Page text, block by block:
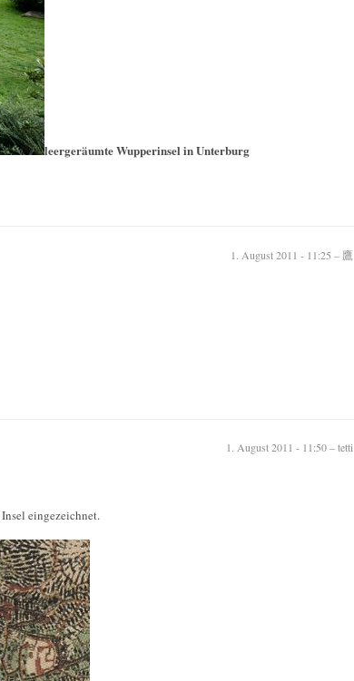
leergeräumte Wupperinsel in Unterburg
1. August 2011 - 11:25 – 鷹
1. August 2011 - 11:50 – tetti
eingezeichnet.